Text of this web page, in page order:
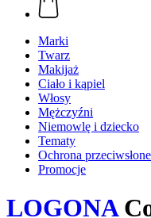
Marki
Twarz
Makijaż
Ciało i kąpiel
Włosy
Mężczyźni
Niemowlę i dziecko
Tematy
Ochrona
Promocje
LOGONA